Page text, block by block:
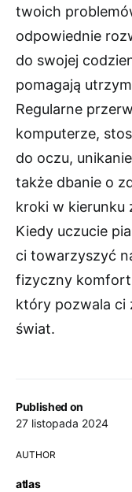
Published on
27 listopada 2024
AUTHOR
atlas
twoich
odpowiednie
do swojej
pomagają
Regularne
komputerze,
do oczu,
także dbanie o
kroki w kierunku
Kiedy uczucie
ci towarzyszyć
fizyczny
który pozwala ci
świat.